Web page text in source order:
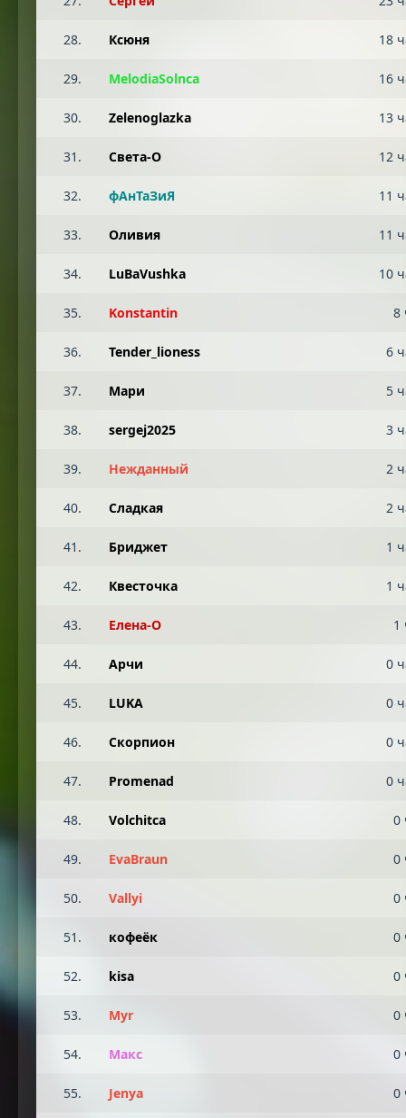
28. Ксюня 18
29. MelodiaSolnca 16
30. Zelenoglazka 13
31. Света-О 12
32. фАнТаЗиЯ 11
33. Оливия 11
34. LuBaVushka 10
35. Konstantin 8
36. Tender_lioness 6
37. Мари 5
38. sergej2025 3
39. Нежданный 2
40. Сладкая 2
41. Бриджет 1
42. Квесточка 1
43. Елена-О 1
44. Арчи 0
45. LUKA 0
46. Скорпион 0
47. Promenad 0
48. Volchitca 0
49. EvaBraun 0
50. Vallyi 0
51. кофеёк 0
52. kisa 0
53. Myr 0
54. Макс 0
55. Jenya 0